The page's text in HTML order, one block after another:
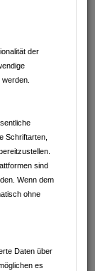
der
Schriftarten,
sind
Wenn dem
ohne
Daten über
es